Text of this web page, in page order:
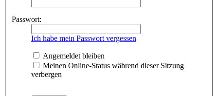
Passwort:
Ich habe mein Passwort vergessen
Angemeldet bleiben
Meinen Online-Status während dieser Sitzung
verbergen